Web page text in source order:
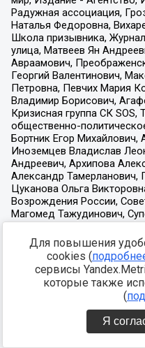
Для повышения
cookies (
сервисы
которые также
(
Я